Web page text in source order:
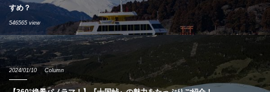
すめ？
546565 view
2024/01/10 Column